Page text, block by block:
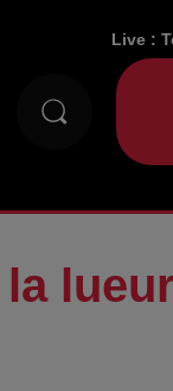
Live :